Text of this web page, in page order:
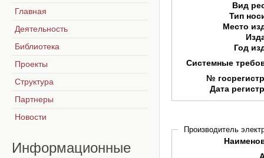
Вид
Тип
Место
Год
Системные
№
Дата
Производитель
Главная
Деятельность
Библиотека
Проекты
Структура
Партнеры
Новости
Информационные